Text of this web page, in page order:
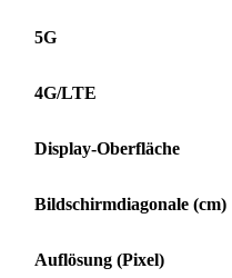
5G
4G/LTE
Display-Oberfläche
Bildschirmdiagonale (cm)
Auflösung (Pixel)